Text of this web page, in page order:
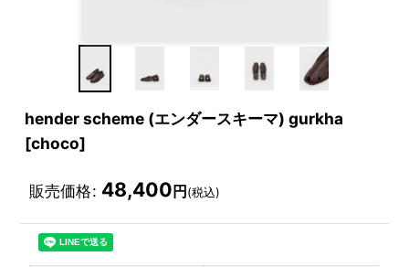
hender scheme (エンダースキーマ) gurkha
[choco]
販売価格: 48,400 円 (税込)